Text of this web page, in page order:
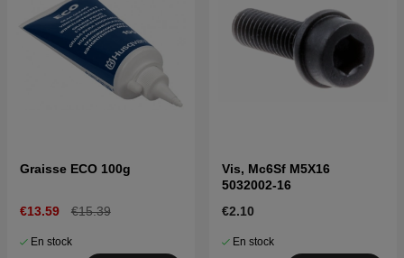
Graisse ECO 100g
€13.59 €15.39
En stock
Vis, Mc6Sf M5X16
5032002-16
€2.10
En stock